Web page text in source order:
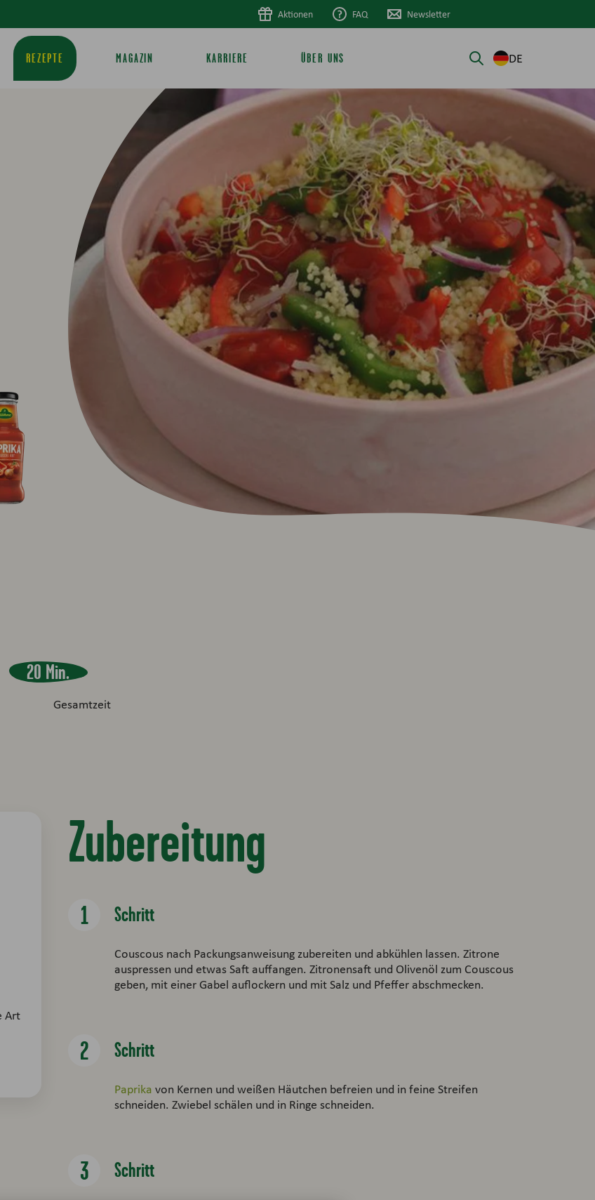
REZEPTE MAGAZIN KARRIERE ÜBER UNS DE
Aktionen FAQ Newsletter
20 Min.
Gesamtzeit
Art
Zubereitung
Schritt
Couscous nach Packungsanweisung zubereiten und abkühlen lassen. Zitrone
auspressen und etwas Saft auffangen. Zitronensaft und Olivenöl zum Couscous
geben, mit einer Gabel auflockern und mit Salz und Pfeffer abschmecken.
Schritt
Paprika von Kernen und weißen Häutchen befreien und in feine Streifen
schneiden. Zwiebel schälen und in Ringe schneiden.
Schritt